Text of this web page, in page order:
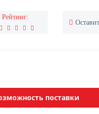
Рейтинг:
поставки